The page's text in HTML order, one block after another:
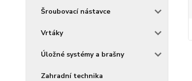
Šroubovací nástavce
Vrtáky
Úložné systémy a brašny
Zahradní technika